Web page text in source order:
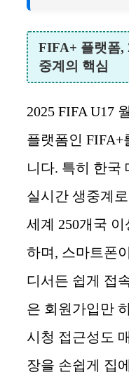
FIFA+ 플랫폼,
중계의 핵심
2025 FIFA U17
플랫폼인 FIFA+
니다. 특히 한국
실시간 생중계
세계 250개국
하며, 스마트폰
디서든 쉽게 접
은 회원가입만
시청 접근성도
장을 손쉽게 집